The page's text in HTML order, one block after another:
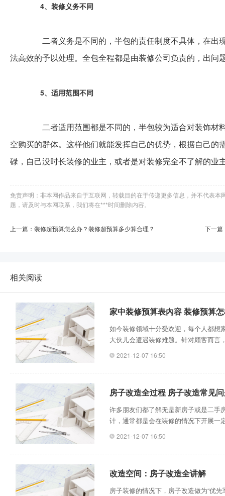
4、装修义务不同
二者义务是不同的，半包的责任制度不具体，在出
法高效的予以处理。全包全程都是由装修公司负责的，出问
5、适用范围不同
二者适用范围都是不同的，半包较为适合对装饰材
空购买的群体。这样他们就能发挥自己的优势，根据自己
碌，自己没时长装修的业主，或者是对装修完全不了解的业
免责声明：非本网作品来自于互联网，转载目的在于传递更多信息，并不代表
题，请及时与本网联系，我们将在***时间删除内容。
上一篇：装修超预算怎么办？装修超预算多少算合理？ 下一篇
相关阅读
家中装修预算表內容 装修预算
如今装修领域十分受欢迎，每个人都想
大伙儿会遭遇装修难题。针对顾客而
的情况下，可以将全部的费用减少，
呢，家中装修预算怎样核查呢?家中装
2021-12-07 16:50
房子改造全过程 房子改造常见
许多朋友们都了解无是新房子或是二手
计，通常都是会在装修的情况下开展一
意为之的，务必要整体考虑到房子的
可以拆卸，也不可以打开门开窗通风
2021-12-07 16:50
改造空间：房子改造全讲解
房子装修的情况下，房子改造做为“优